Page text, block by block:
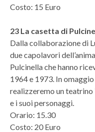
Costo: 15 Euro
23 La casetta di
Dalla collaborazione di
due capolavori
Pulcinella che hanno
1964 e 1973. In
realizzeremo un
e i suoi personaggi.
Orario: 15.30
Costo: 20 Euro